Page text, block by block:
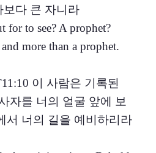
보다 큰 자니라
for to see? A prophet?
more than a prophet.
이 사람은 기록된
자를 너의 얼굴 앞에 보
서 너의 길을 예비하리라